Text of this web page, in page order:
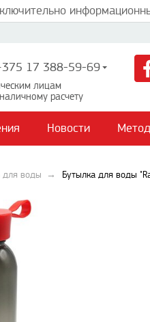
17 388-59-69
лицам
расчету
Новости
для воды Бутылка для воды